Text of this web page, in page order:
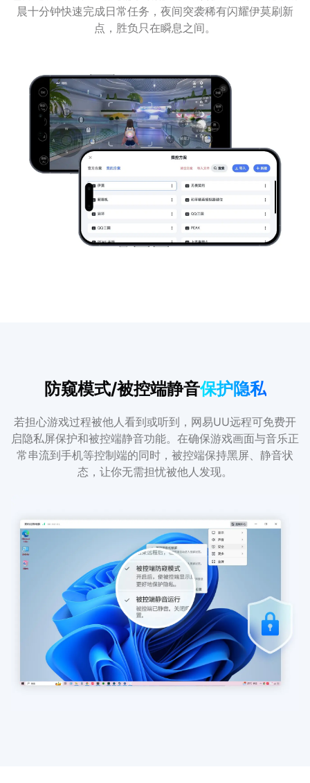
晨十分钟快速完成日常任务，夜间突袭稀有闪耀伊莫刷新
点，胜负只在瞬息之间。
防窥模式/被控端静音保护隐私
若担心游戏过程被他人看到或听到，网易UU远程可免费开
启隐私屏保护和被控端静音功能。在确保游戏画面与音乐正
常串流到手机等控制端的同时，被控端保持黑屏、静音状
态，让你无需担忧被他人发现。